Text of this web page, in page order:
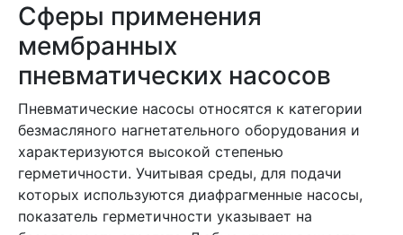
Сферы применения
мембранных
пневматических насосов
Пневматические насосы относятся к категории
безмасляного нагнетательного оборудования и
характеризуются высокой степенью
герметичности. Учитывая среды, для подачи
которых используются диафрагменные насосы,
показатель герметичности указывает на